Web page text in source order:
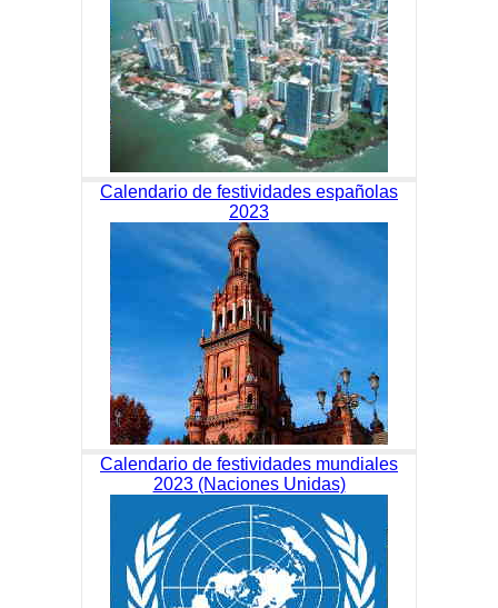
Calendario de festividades españolas
2023
Calendario de festividades mundiales
2023 (Naciones Unidas)